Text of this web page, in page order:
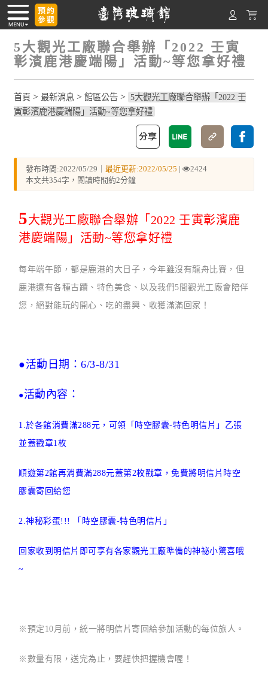
5大觀光工廠聯合舉辦「2022 壬寅
彰濱鹿港慶端陽」活動~等您拿好禮
首頁 >最新消息 >館區公告 > 5大觀光工廠聯合舉辦「2022 壬
寅彰濱鹿港慶端陽」活動~等您拿好禮
發布時間:2022/05/29｜最近更新:2022/05/25 |
2424
本文共354字，閱讀時間約2分鐘
5大觀光工廠聯合舉辦「2022 壬寅彰濱鹿
港慶端陽」活動~等您拿好禮
每年端午節，都是鹿港的大日子，今年雖沒有龍舟比賽，但
鹿港還有各種古蹟、特色美食、以及我們5間觀光工廠會陪伴
您，絕對能玩的開心、吃的盡興、收獲滿滿回家！
●活動日期：6/3-8/31
●活動內容：
1.於各館消費滿288元，可領「時空膠囊-特色明信片」乙張
並蓋戳章1枚
順遊第2館再消費滿288元蓋第2枚戳章，免費將明信片時空
膠囊寄回給您
2.神秘彩蛋!!! 「時空膠囊-特色明信片」
回家收到明信片即可享有各家觀光工廠準備的神祕小驚喜哦
~
※預定10月前，統一將明信片寄回給參加活動的每位旅人。
※數量有限，送完為止，要趕快把握機會喔！